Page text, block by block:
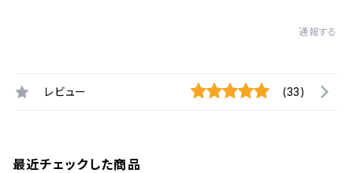
通報する
レビュー (33)
最近チェックした商品